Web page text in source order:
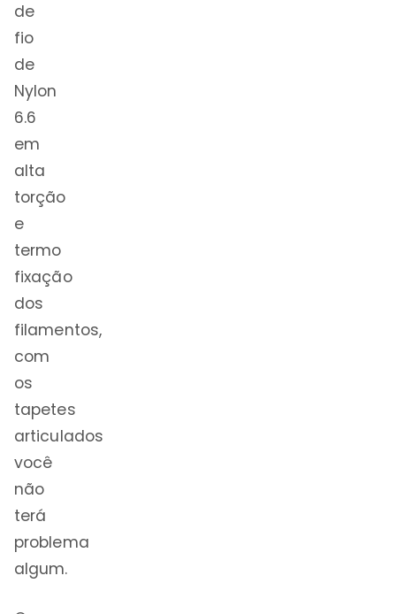
de
fio
de
Nylon
6.6
em
alta
torção
e
termo
fixação
dos
filamentos,
com
os
tapetes
articulados
você
não
terá
problema
algum.